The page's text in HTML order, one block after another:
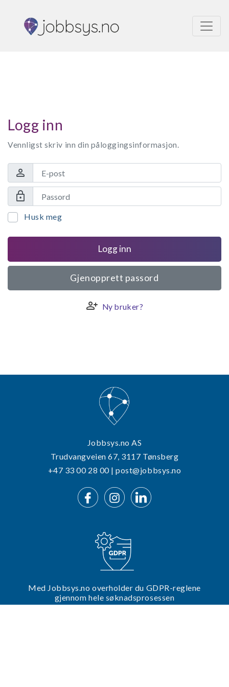
Logg inn
Vennligst skriv inn din påloggingsinformasjon.
person
lock
Husk meg
Logg inn
Gjenopprett passord
person_add Ny bruker?
Jobbsys.no AS
Trudvangveien 67, 3117 Tønsberg
+47 33 00 28 00 | post@jobbsys.no
Med Jobbsys.no overholder du GDPR-reglene
gjennom hele søknadsprosessen